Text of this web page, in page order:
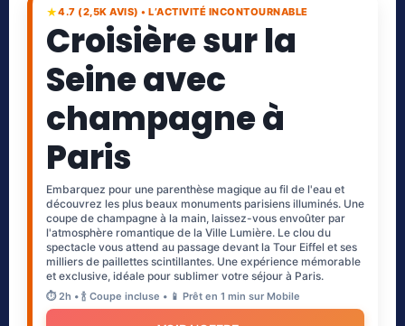
★4.7 (2,5K AVIS) • L’ACTIVITÉ INCONTOURNABLE
Croisière sur la
Seine avec
champagne à
Paris
Embarquez pour une parenthèse magique au fil de l'eau et
découvrez les plus beaux monuments parisiens illuminés. Une
coupe de champagne à la main, laissez-vous envoûter par
l'atmosphère romantique de la Ville Lumière. Le clou du
spectacle vous attend au passage devant la Tour Eiffel et ses
milliers de paillettes scintillantes. Une expérience mémorable
et exclusive, idéale pour sublimer votre séjour à Paris.
⏱️ 2h • 🍾 Coupe incluse • 📱 Prêt en 1 min sur Mobile